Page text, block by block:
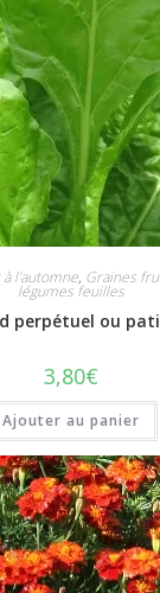
l'automne, Graines
légumes feuilles
perpétuel ou
3,80€
Ajouter au panier